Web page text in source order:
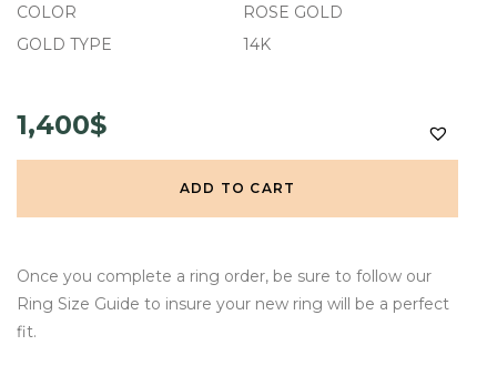
COLOR
ROSE GOLD
GOLD TYPE
14K
1,400$
ADD TO CART
Once you complete a ring order, be sure to follow our
Ring Size Guide to insure your new ring will be a perfect
fit.